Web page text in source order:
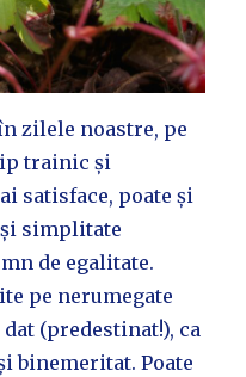
zilele noastre, pe
trainic și
satisface, poate și
simplitate
de egalitate.
pe nerumegate
dat (predestinat!), ca
binemeritat. Poate